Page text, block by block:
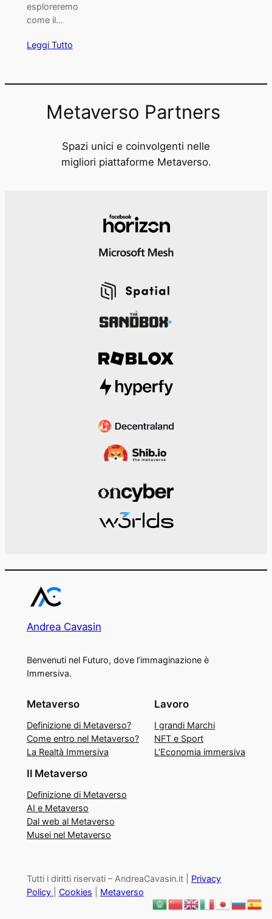
esploreremo
come il…
Leggi Tutto
Metaverso Partners
Spazi unici e coinvolgenti nelle
migliori piattaforme Metaverso.
Andrea Cavasin
Benvenuti nel Futuro, dove l’immaginazione è
Immersiva.
Metaverso
Definizione di Metaverso?
Come entro nel Metaverso?
La Realtà Immersiva
Lavoro
I grandi Marchi
NFT e Sport
L’Economia immersiva
Il Metaverso
Definizione di Metaverso
AI e Metaverso
Dal web al Metaverso
Musei nel Metaverso
Tutti i diritti riservati – AndreaCavasin.it | Privacy
Policy
Cookies Metaverso